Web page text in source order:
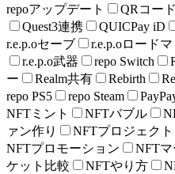
repoアップデート
QRコー
Quest3連携
QUICPay iD
r.e.p.oセーブ
r.e.p.oロード
r.e.p.o武器
repo Switch
ー
Realm共有 Rebirth
repo PS5
repo Steam
NFTミント
NFTバブル
ァン作り
NFTプロジェクト
NFTプロモーション
NFT
ケット比較
NFTやり方